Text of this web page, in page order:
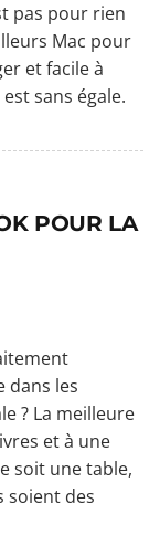
pas pour rien
Mac pour
et facile à
sans égale.
POUR LA
dans les
? La meilleure
et à une
soit une table,
soient des